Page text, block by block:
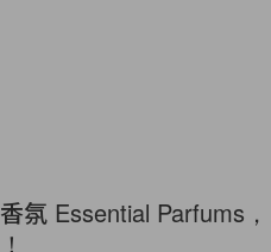
氛 Essential Parfums，